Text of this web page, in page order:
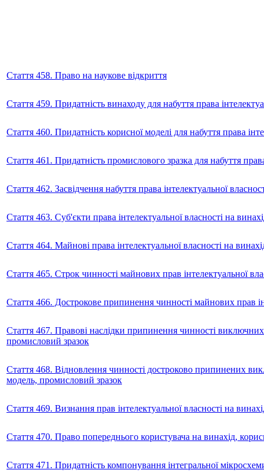
Стаття 458. Право на наукове відкриття
Стаття 459. Придатність винаходу для набуття права
Стаття 460. Придатність корисної моделі для набуття права
Стаття 461. Придатність промислового зразка для набуття
Стаття 462. Засвідчення набуття права інтелектуальної
Стаття 463. Суб'єкти права інтелектуальної власності на
Стаття 464. Майнові права інтелектуальної власності на
Стаття 465. Строк чинності майнових прав інтелектуальної
Стаття 466. Дострокове припинення чинності майнових прав
Стаття 467. Правові наслідки припинення чинності
промисловий зразок
Стаття 468. Відновлення чинності достроково припинених
модель, промисловий зразок
Стаття 469. Визнання прав інтелектуальної власності на
Стаття 470. Право попереднього користувача на винахід,
Стаття 471. Придатність компонування інтегральної